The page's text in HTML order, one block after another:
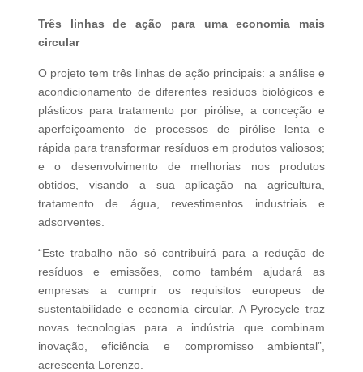
Três linhas de ação para uma economia mais
circular
O projeto tem três linhas de ação principais: a análise e
acondicionamento de diferentes resíduos biológicos e
plásticos para tratamento por pirólise; a conceção e
aperfeiçoamento de processos de pirólise lenta e
rápida para transformar resíduos em produtos valiosos;
e o desenvolvimento de melhorias nos produtos
obtidos, visando a sua aplicação na agricultura,
tratamento de água, revestimentos industriais e
adsorventes.
“Este trabalho não só contribuirá para a redução de
resíduos e emissões, como também ajudará as
empresas a cumprir os requisitos europeus de
sustentabilidade e economia circular. A Pyrocycle traz
novas tecnologias para a indústria que combinam
inovação, eficiência e compromisso ambiental”,
acrescenta Lorenzo.